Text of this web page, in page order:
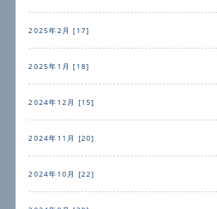
2025年2月 [17]
2025年1月 [18]
2024年12月 [15]
2024年11月 [20]
2024年10月 [22]